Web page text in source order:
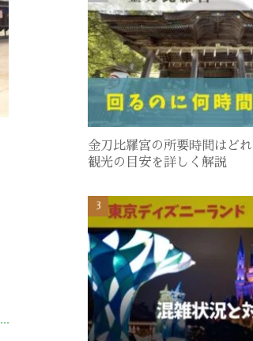
金刀比羅宮の所要時間はど
観光の目安を詳しく解説